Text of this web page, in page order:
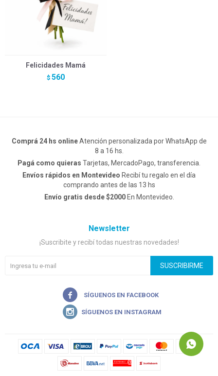
Felicidades Mamá
$ 560
Comprá 24 hs onlineAtención personalizada por WhatsApp de
8 a 16 hs.
Pagá como quieras Tarjetas, MercadoPago, transferencia.
Envíos rápidos en Montevideo Recibí tu regalo en el día
comprando antes de las 13 hs
Envío gratis desde $2000En Montevideo.
Newsletter
¡Suscribite y recibí todas nuestras novedades!
SUSCRIBIRME

